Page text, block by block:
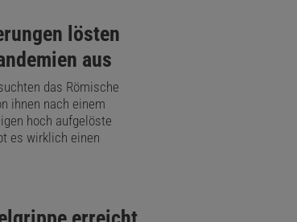
lösten
aus
das Römische
ihnen nach einem
hoch aufgelöste
es wirklich einen